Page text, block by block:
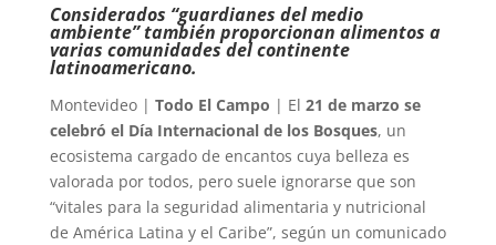
Considerados “guardianes del medio
ambiente” también proporcionan alimentos a
varias comunidades del continente
latinoamericano.
Montevideo | Todo El Campo | El 21 de marzo se
celebró el Día Internacional de los Bosques, un
ecosistema cargado de encantos cuya belleza es
valorada por todos, pero suele ignorarse que son
“vitales para la seguridad alimentaria y nutricional
de América Latina y el Caribe”, según un comunicado